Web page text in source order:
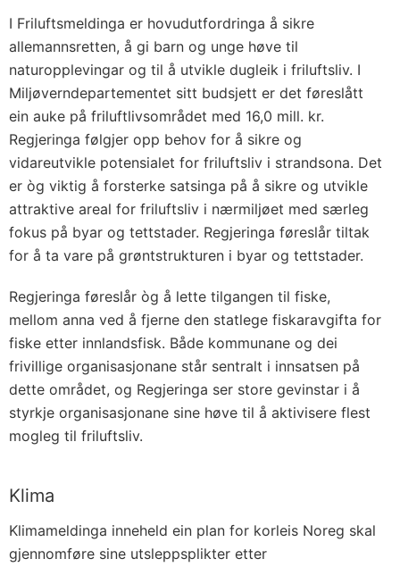
I Friluftsmeldinga er hovudutfordringa å sikre
allemannsretten, å gi barn og unge høve til
naturopplevingar og til å utvikle dugleik i friluftsliv. I
Miljøverndepartementet sitt budsjett er det føreslått
ein auke på friluftlivsområdet med 16,0 mill. kr.
Regjeringa følgjer opp behov for å sikre og
vidareutvikle potensialet for friluftsliv i strandsona. Det
er òg viktig å forsterke satsinga på å sikre og utvikle
attraktive areal for friluftsliv i nærmiljøet med særleg
fokus på byar og tettstader. Regjeringa føreslår tiltak
for å ta vare på grøntstrukturen i byar og tettstader.
Regjeringa føreslår òg å lette tilgangen til fiske,
mellom anna ved å fjerne den statlege fiskaravgifta for
fiske etter innlandsfisk. Både kommunane og dei
frivillige organisasjonane står sentralt i innsatsen på
dette området, og Regjeringa ser store gevinstar i å
styrkje organisasjonane sine høve til å aktivisere flest
mogleg til friluftsliv.
Klima
Klimameldinga inneheld ein plan for korleis Noreg skal
gjennomføre sine utsleppsplikter etter